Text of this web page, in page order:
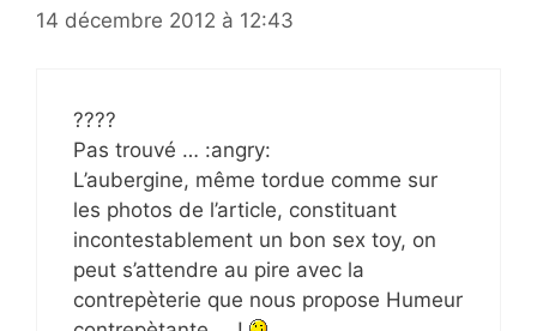
14 décembre 2012 à 12:43
????
Pas trouvé … :angry:
L’aubergine, même tordue comme sur
les photos de l’article, constituant
incontestablement un bon sex toy, on
peut s’attendre au pire avec la
contrepèterie que nous propose Humeur